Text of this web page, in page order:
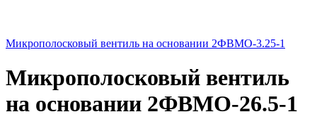
Микрополосковый вентиль на основании 2ФВМO-3.25-1
Микрополосковый вентиль
на основании 2ФВМO-26.5-1